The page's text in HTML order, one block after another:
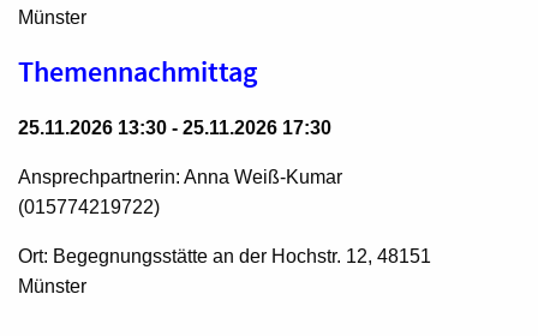
Münster
Themennachmittag
25.11.2026 13:30 - 25.11.2026 17:30
Ansprechpartnerin: Anna Weiß-Kumar
(015774219722)
Ort: Begegnungsstätte an der Hochstr. 12, 48151
Münster